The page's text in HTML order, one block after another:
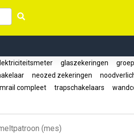
glaszekeringen
neozed zekeringen
compleet trapschakelaars
(mes)